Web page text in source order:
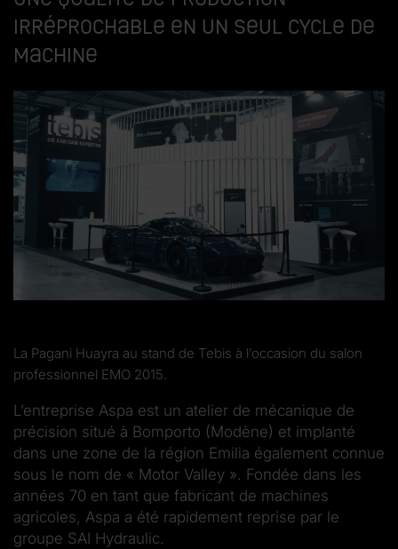
irréprochable en un seul cycle de
machine
La Pagani Huayra au stand de Tebis à l’occasion du salon
professionnel EMO 2015.
L’entreprise Aspa est un atelier de mécanique de
précision situé à Bomporto (Modène) et implanté
dans une zone de la région Emilia également connue
sous le nom de « Motor Valley ». Fondée dans les
années 70 en tant que fabricant de machines
agricoles, Aspa a été rapidement reprise par le
groupe SAI Hydraulic.